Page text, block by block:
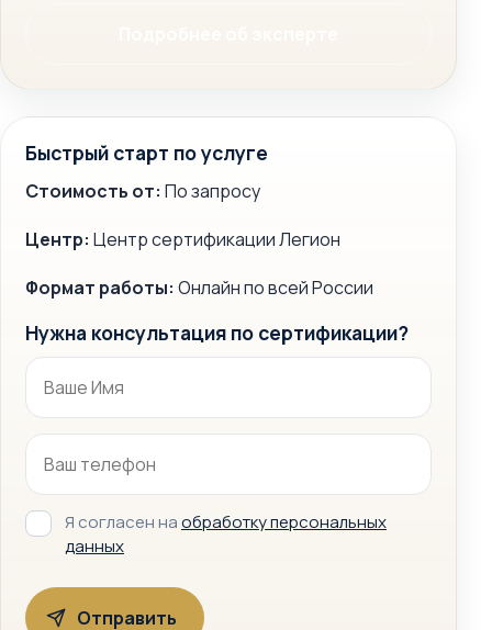
Быстрый старт по услуге
Стоимость от: По запросу
Центр: Центр сертификации Легион
Формат работы: Онлайн по всей России
Нужна консультация по сертификации?
Я согласен наобработку персональных
данных